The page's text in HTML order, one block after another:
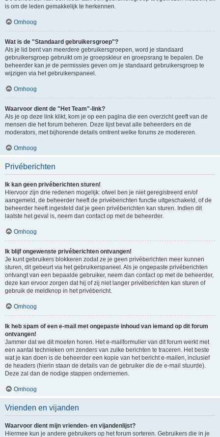
is om de leden gemakkelijk te herkennen.
Omhoog
Wat is de "Standaard gebruikersgroep"?
Als je lid bent van meerdere gebruikersgroepen, word je standaard
gebruikersgroep gebruikt om je groepskleur en groepsrang te bepalen. De
beheerder kan je de permissies geven om je standaard gebruikersgroep te
wijzigen via het gebruikerspaneel.
Omhoog
Waarvoor dient de "Het Team"-link?
Als je op deze link klikt, kom je op een pagina die een overzicht geeft van de
mensen die het forum beheren. Deze lijst bevat alle beheerders en de
moderators, met bijhorende details omtrent welke forums ze modereren.
Omhoog
Privéberichten
Ik kan geen privéberichten sturen!
Hiervoor zijn drie redenen mogelijk: ofwel ben je niet geregistreerd en/of
aangemeld, de beheerder heeft de privéberichten functie uitgeschakeld, of de
beheerder heeft ingesteld dat je geen privéberichten kan sturen. Indien dit
laatste het geval is, neem dan contact op met de beheerder.
Omhoog
Ik blijf ongewenste privéberichten ontvangen!
Je kunt gebruikers blokkeren zodat ze je geen privéberichten meer kunnen
sturen, dit gebeurt via het gebruikerspaneel. Als je ongepaste privéberichten
ontvangt van een bepaalde gebruiker, neem dan contact op met de beheerder,
deze kan ervoor zorgen dat hij of zij niet langer privéberichten kan sturen of
gebruik de meldknop in het privébericht.
Omhoog
Ik heb spam of een e-mail met ongepaste inhoud van iemand op dit forum
ontvangen!
Jammer dat we dit moeten horen. Het e-mailformulier van dit forum werkt met
een aantal technieken om zenders van zulke berichten te traceren. Het beste
wat je kan doen is de beheerder een kopie van het bericht e-mailen, inclusief
de headers (hierin staan de details van de gebruiker die de e-mail stuurde).
Deze zal dan de nodige stappen ondernemen.
Omhoog
Vrienden en vijanden
Waarvoor dient mijn vrienden- en vijandenlijst?
Hiermee kun je andere gebruikers op het forum sorteren. Gebruikers die in je